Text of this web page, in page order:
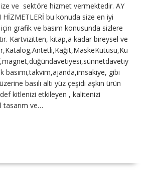
ve sektöre hizmet vermektedir. AY
HİZMETLERİ bu konuda size en iyi
grafik ve basım konusunda sizlere
Kartvizitten, kitap,a kadar bireysel ve
basımı,takvim,ajanda,imsakiye, gibi
basılı altı yüz çeşidi aşkın ürün
kitlenizi etkileyen , kalitenizi
tasarım ve…